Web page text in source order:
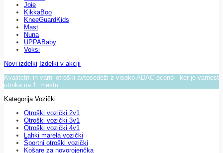
Joie
KikkaBoo
KneeGuardKids
Mast
Nuna
UPPABaby
Voksi
Novi izdelki Izdelki v akciji
Kvalitetni in varni otroški avtosedeži z visoko ADAC oceno - ker je varnost
otroka na 1. mestu.
Kategorija Vozički
Otroški vozički 2v1
Otroški vozički 3v1
Otroški vozički 4v1
Lahki marela vozički
Športni otroški vozički
Košare za novorojenčka